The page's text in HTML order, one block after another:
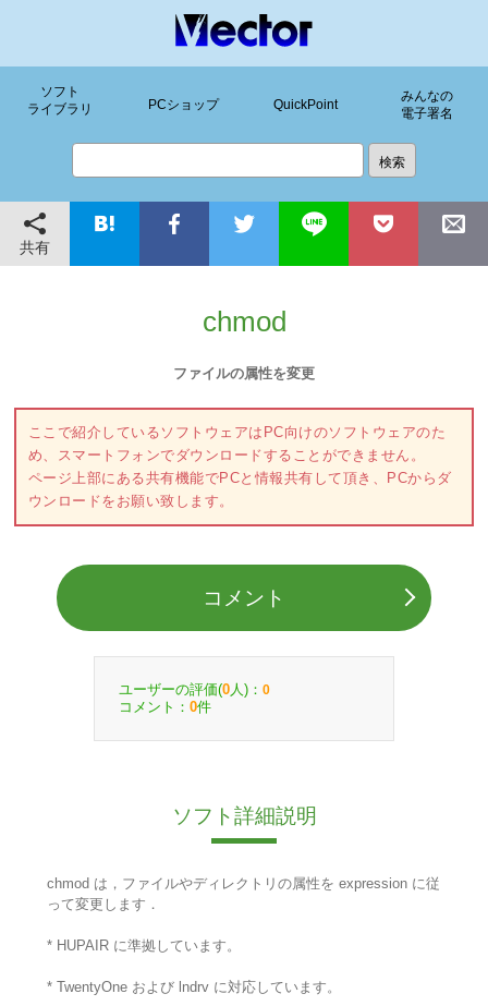
ソフト
ライブラリ
PCショップ QuickPoint
みんなの
電子署名
共有
chmod
ファイルの属性を変更
ここで紹介しているソフトウェアはPC向けのソフトウェアのた
め、スマートフォンでダウンロードすることができません。
ページ上部にある共有機能でPCと情報共有して頂き、PCからダ
ウンロードをお願い致します。
コメント
ユーザーの評価(0 人)： 0
コメント： 0件
ソフト詳細説明
chmod は，ファイルやディレクトリの属性を expression に従
って変更します．
* HUPAIR に準拠しています。
* TwentyOne および lndrv に対応しています。